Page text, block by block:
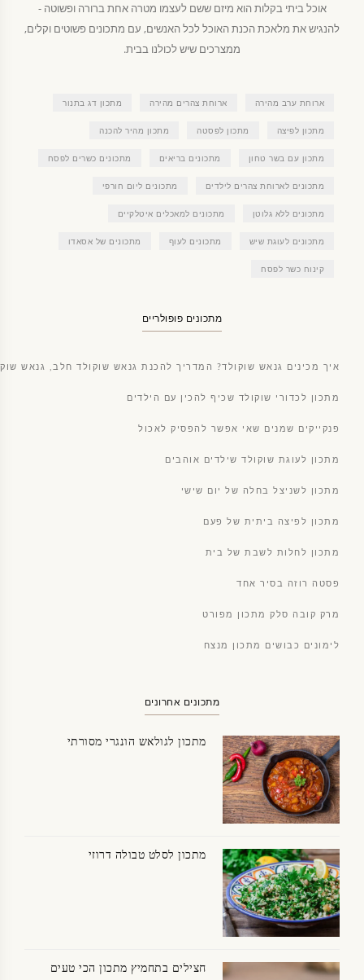
אוכל ביתי בקלות הוא מיזם ששם לעצמו מטרה אחת ברורה ופשוטה -
להנגיש את מלאכת הכנת האוכל לכל האנשים, עם מתכונים פשוטים וקלים,
ממצרכים שיש לכולנו בבית.
ארוחת ערב מהירה ארוחת צהרים מהירה מתכון דג בתנור
מתכון לפיצה מתכון לפסטה מתכון מהיר להכנה
מתכון עם בשר טחון מתכונים בריאים מתכונים כשרים לפסח
מתכונים לארוחת צהרים לילדים מתכונים ליום חורפי
מתכונים ללא גלוטן מתכונים למאכלים איטלקיים
מתכונים לעוגת שיש מתכונים לעוף מתכונים של אסאדו
קינוח כשר לפסח
מתכונים פופולריים
איך מכינים גנאש שוקולד? המדריך להכנת גנאש שוקולד חלב, גנאש
מתכון לכדורי שוקולד שכיף להכין עם הילדים
פנקייקים שמנים שאי אפשר להפסיק לאכול
מתכון לעוגת שוקולד שילדים אוהבים
מתכון לשניצל בחלה של יום שישי
מתכון לפיצה ביתית של פעם
מתכון לחלות לשבת של בית
פסטה רוזה בסיר אחד
מרק קובה סלק מתכון מפורט
לימונים כבושים מתכון מנצח
מתכונים אחרונים
מתכון לגולאש הונגרי מסורתי
מתכון לסלט טבולה דרוזי
חצילים בתחמיץ מתכון הכי טעים